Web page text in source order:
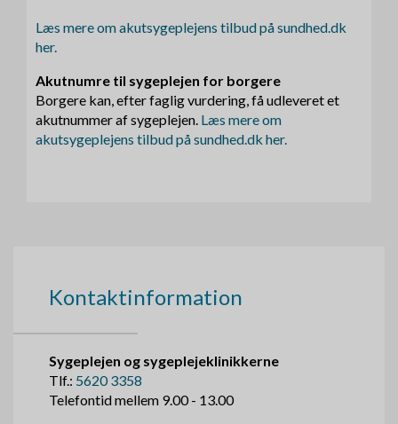
Læs mere om akutsygeplejens tilbud på sundhed.dk
her.
Akutnumre til sygeplejen for borgere
Borgere kan, efter faglig vurdering, få udleveret et
akutnummer af sygeplejen. Læs mere om
akutsygeplejens tilbud på sundhed.dk her.
Kontaktinformation
Sygeplejen og sygeplejeklinikkerne
Tlf.: 5620 3358
Telefontid mellem 9.00 - 13.00